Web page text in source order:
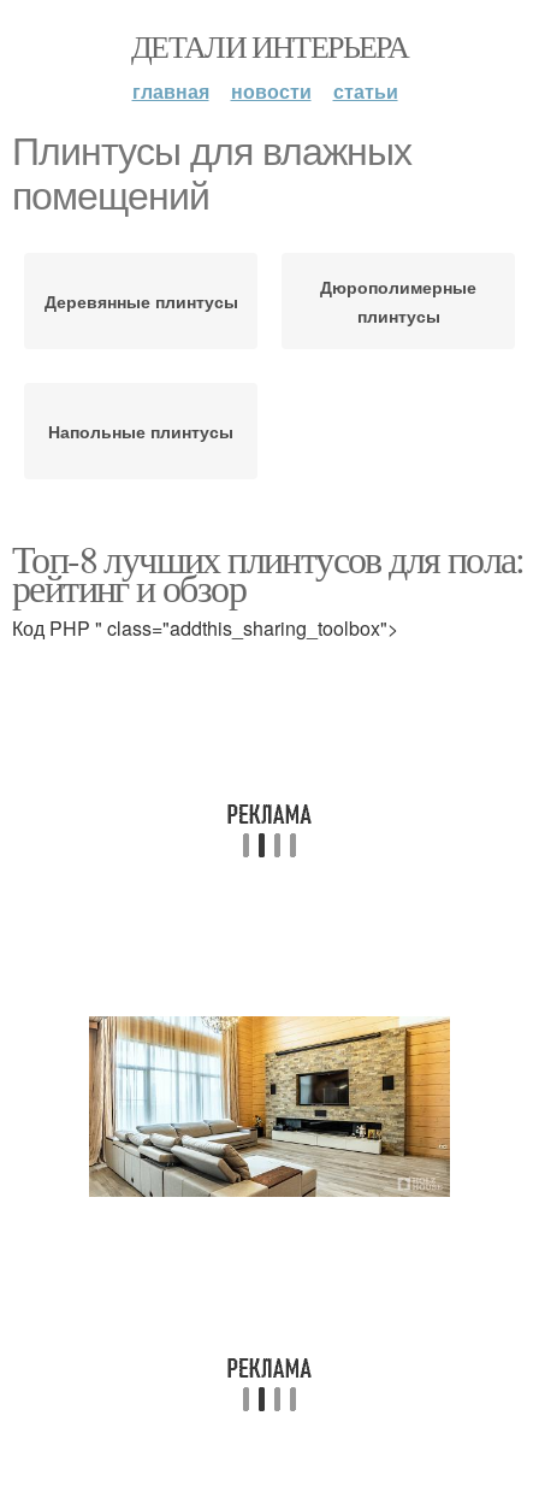
ДЕТАЛИ ИНТЕРЬЕРА
главная новости статьи
Плинтусы для влажных
помещений
Деревянные плинтусы
Дюрополимерные
плинтусы
Напольные плинтусы
Топ-8 лучших плинтусов для пола:
рейтинг и обзор
Код PHP " class="addthis_sharing_toolbox">